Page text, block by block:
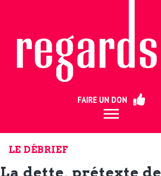
FAIRE UN DON
LE DÉBRIEF
La dette, prétexte de